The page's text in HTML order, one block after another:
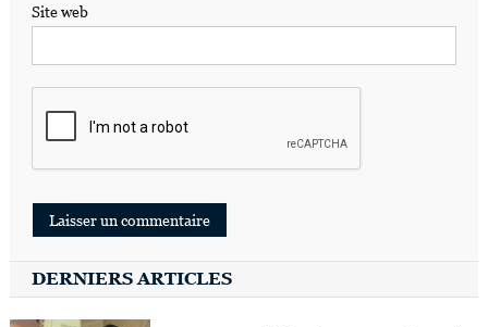
Site web
DERNIERS ARTICLES